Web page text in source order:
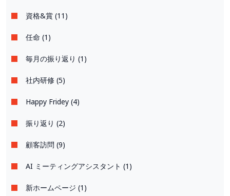
資格&賞 (11)
任命 (1)
毎月の振り返り (1)
社内研修 (5)
Happy Fridey (4)
振り返り (2)
顧客訪問 (9)
AI ミーティングアシスタント (1)
新ホームページ (1)